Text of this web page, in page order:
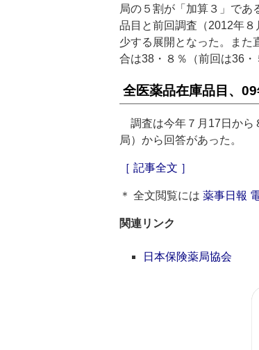
局の５割が「加算３」であ
品目と前回調査（2012年
少する展開となった。また
合は38・８％（前回は36・
全医薬品在庫品目、
調査は今年７月17日から
局）から回答があった。
［ 記事全文 ］
＊ 全文閲覧には 薬事日報
関連リンク
日本保険薬局協会